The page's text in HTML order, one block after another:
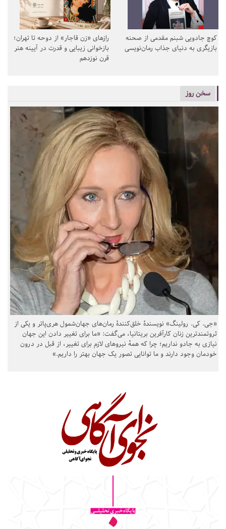
کوچ جادویی شبنم مقدمی از صحنه
بازیگری به دنیای جذاب رمان‌نویسی
رازهای «زن قاجار» از دوحه تا تهران؛
بازخوانی زیبایی و قدرت در آیینه هنر
قرن نوزدهم
سخن روز
«جی. کی. رولینگ» نویسندهٔ خلق‌کنندهٔ رمان‌های جهان‌شمول هری‌پاتر و یکی از
ثروتمندترین زنان کارآفرین بریتانیا، می‌گفت: «ما برای تغییر دادن این جهان
نیازی به جادو نداریم؛ چرا که همهٔ نیروهای لازم برای تغییر، از قبل در درون
خودمان وجود دارند و ما توانایی تصور یک جهان بهتر را داریم.»